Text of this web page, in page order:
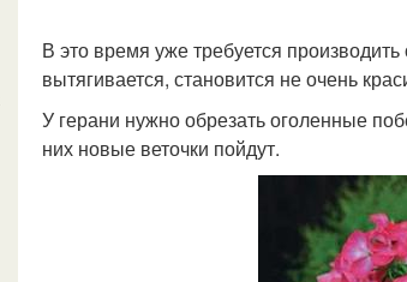
В это время уже требуется
вытягивается, становится не очень
У герани нужно обрезать оголенные
них новые веточки пойдут.